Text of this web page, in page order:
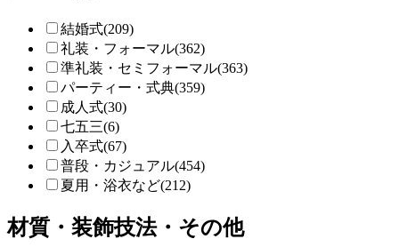
結婚式(209)
礼装・フォーマル(362)
準礼装・セミフォーマル(363)
パーティー・式典(359)
成人式(30)
七五三(6)
入卒式(67)
普段・カジュアル(454)
夏用・浴衣など(212)
材質・装飾技法・その他